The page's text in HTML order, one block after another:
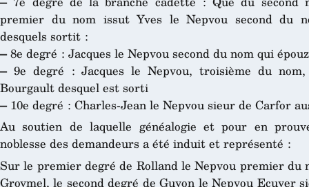
premier du nom issut Yves le Nepvou second du
desquels sortit :
–8e degré : Jacques le Nepvou second du nom qui
–9e degré : Jacques le Nepvou, troisième du nom,
Bourgault desquel est sorti
–10e degré : Charles-Jean le Nepvou sieur de Carfor
Au soutien de laquelle généalogie et pour en
noblesse des demandeurs a été induit et représenté :
Sur le premier degré de Rolland le Nepvou premier du
Groymel, le second degré de Guyon le Nepvou Ecuyer